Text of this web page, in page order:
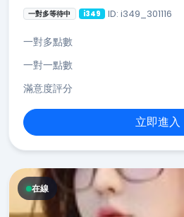
一對多等待中 i349 ID: i349_301116
一對多點數
一對一點數
滿意度評分
立即進入
在線